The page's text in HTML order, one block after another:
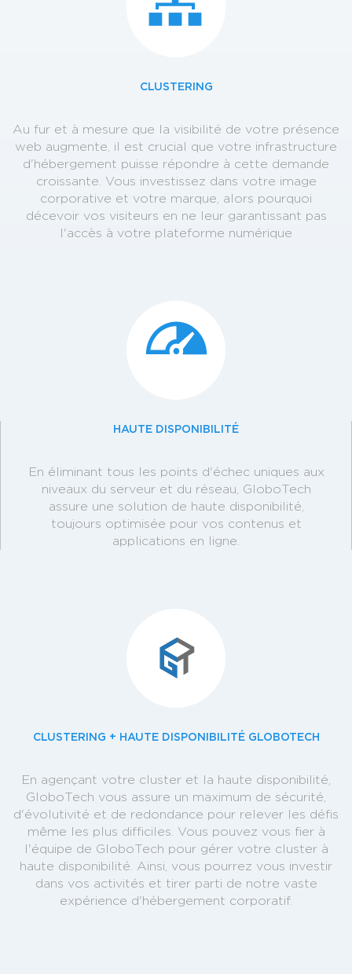
CLUSTERING
Au fur et à mesure que la visibilité de votre présence
web augmente, il est crucial que votre infrastructure
d'hébergement puisse répondre à cette demande
croissante. Vous investissez dans votre image
corporative et votre marque, alors pourquoi
décevoir vos visiteurs en ne leur garantissant pas
l'accès à votre plateforme numérique
HAUTE DISPONIBILITÉ
En éliminant tous les points d'échec uniques aux
niveaux du serveur et du réseau, GloboTech
assure une solution de haute disponibilité,
toujours optimisée pour vos contenus et
applications en ligne.
CLUSTERING + HAUTE DISPONIBILITÉ GLOBOTECH
En agençant votre cluster et la haute disponibilité,
GloboTech vous assure un maximum de sécurité,
d'évolutivité et de redondance pour relever les défis
même les plus difficiles. Vous pouvez vous fier à
l'équipe de GloboTech pour gérer votre cluster à
haute disponibilité. Ainsi, vous pourrez vous investir
dans vos activités et tirer parti de notre vaste
expérience d'hébergement corporatif.